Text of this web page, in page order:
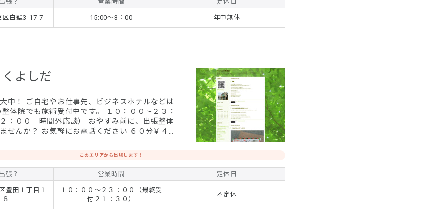
張？ 営業時間 定休日
区白壁3-17-7 15:00～3：00 年中無休
よしだ
中！ ご自宅やお仕事先、ビジネスホテルなどは
体院でも施術受付中です。 １０：００～２３：
：００ 時間外応談） おやすみ前に、出張整体
せんか？ お気軽にお電話ください ６０分￥４８
フトな整体を ぜひおためしください！
このエリアから出張します！
張？ 営業時間 定休日
豊田１丁目１
８
１０：００～２３：００（最終受
付２１：３０）
不定休